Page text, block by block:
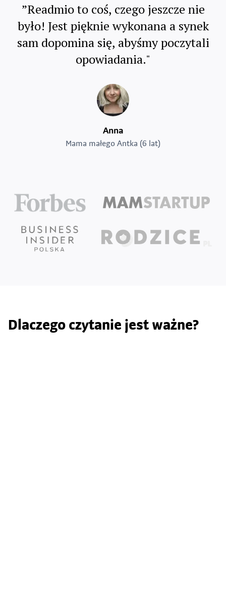
”Readmio to coś, czego jeszcze nie
było! Jest pięknie wykonana a synek
sam dopomina się, abyśmy poczytali
opowiadania."
Anna
Mama małego Antka (6 lat)
Dlaczego czytanie jest ważne?